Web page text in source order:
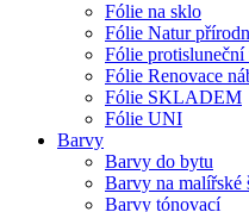
Fólie na sklo
Fólie Natur
Fólie protisluneční
Fólie Renovace
Fólie SKLADEM
Fólie UNI
Barvy
Barvy do bytu
Barvy na malířské
Barvy tónovací